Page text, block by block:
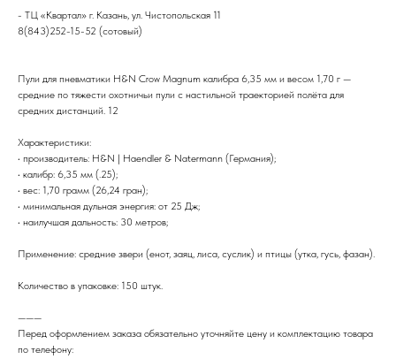
- ТЦ «Квартал» г. Казань, ул. Чистопольская 11
8(843)252-15-52 (сотовый)
Пули для пневматики H&N Crow Magnum калибра 6,35 мм и весом 1,70 г —
средние по тяжести охотничьи пули с настильной траекторией полёта для
средних дистанций. 12
Характеристики:
• производитель: H&N | Haendler & Natermann (Германия);
• калибр: 6,35 мм (.25);
• вес: 1,70 грамм (26,24 гран);
• минимальная дульная энергия: от 25 Дж;
• наилучшая дальность: 30 метров;
Применение: средние звери (енот, заяц, лиса, суслик) и птицы (утка, гусь, фазан).
Количество в упаковке: 150 штук.
———
Перед оформлением заказа обязательно уточняйте цену и комплектацию товара
по телефону: